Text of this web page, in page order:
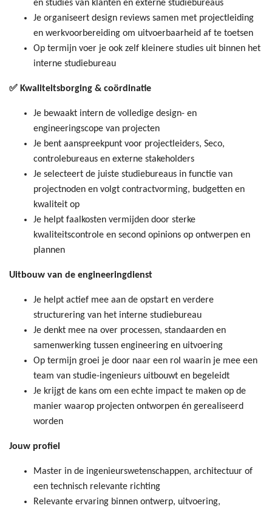
en studies van klanten en externe studiebureaus
Je organiseert design reviews samen met projectleiding
en werkvoorbereiding om uitvoerbaarheid af te toetsen
Op termijn voer je ook zelf kleinere studies uit binnen het
interne studiebureau
✅ Kwaliteitsborging & coördinatie
Je bewaakt intern de volledige design- en
engineeringscope van projecten
Je bent aanspreekpunt voor projectleiders, Seco,
controlebureaus en externe stakeholders
Je selecteert de juiste studiebureaus in functie van
projectnoden en volgt contractvorming, budgetten en
kwaliteit op
Je helpt faalkosten vermijden door sterke
kwaliteitscontrole en second opinions op ontwerpen en
plannen
Uitbouw van de engineeringdienst
Je helpt actief mee aan de opstart en verdere
structurering van het interne studiebureau
Je denkt mee na over processen, standaarden en
samenwerking tussen engineering en uitvoering
Op termijn groei je door naar een rol waarin je mee een
team van studie-ingenieurs uitbouwt en begeleidt
Je krijgt de kans om een echte impact te maken op de
manier waarop projecten ontworpen én gerealiseerd
worden
Jouw profiel
Master in de ingenieurswetenschappen, architectuur of
een technisch relevante richting
Relevante ervaring binnen ontwerp, uitvoering,